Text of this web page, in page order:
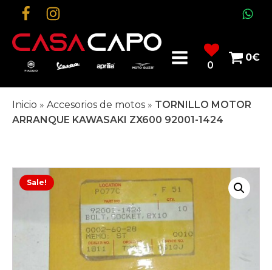
0
0€
Inicio » Accesorios de motos » TORNILLO MOTOR
ARRANQUE KAWASAKI ZX600 92001-1424
Sale!